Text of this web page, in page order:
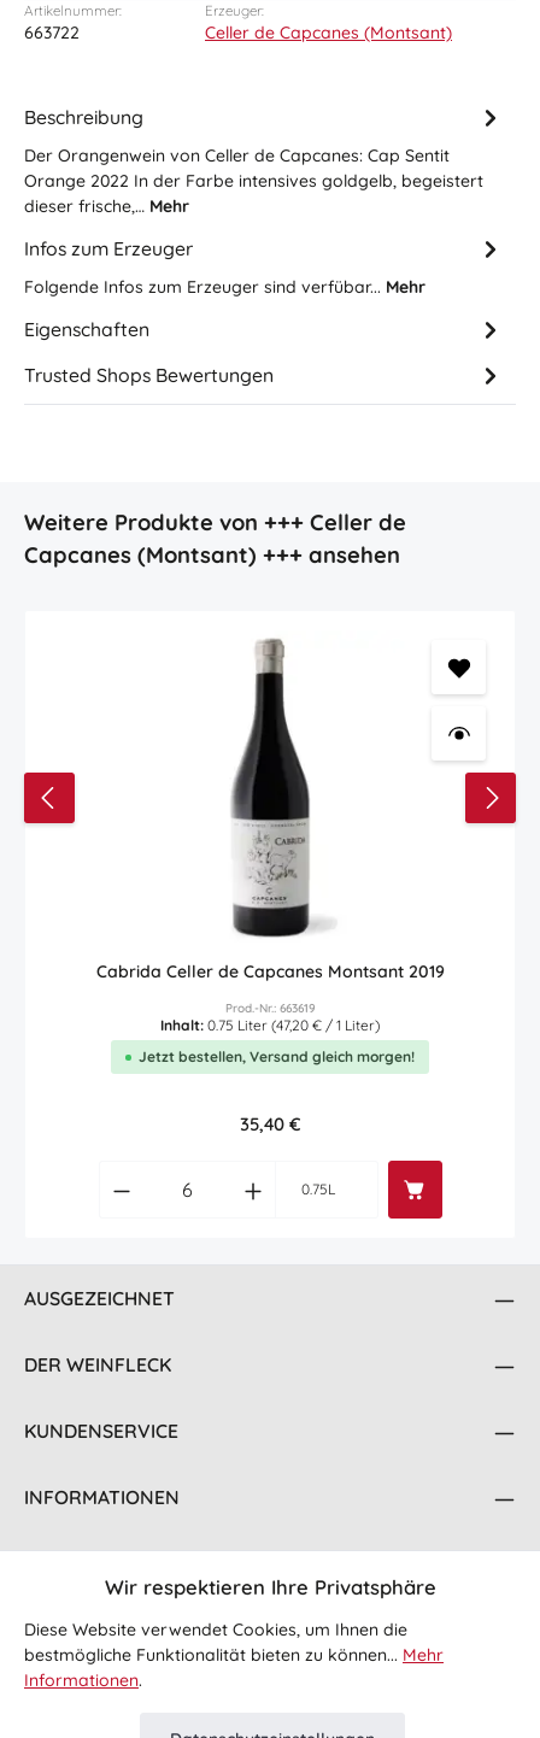
Artikelnummer:
663722
Erzeuger:
Celler de Capcanes (Montsant)
Beschreibung
Der Orangenwein von Celler de Capcanes: Cap Sentit
Orange 2022 In der Farbe intensives goldgelb, begeistert
dieser frische,… Mehr
Infos zum Erzeuger
Folgende Infos zum Erzeuger sind verfübar... Mehr
Eigenschaften
Trusted Shops Bewertungen
Produktgalerie überspringen
Weitere Produkte von +++ Celler de
Capcanes (Montsant) +++ ansehen
Cabrida Celler de Capcanes Montsant 2019
Prod.-Nr.: 663619
Inhalt: 0.75 Liter (47,20 € / 1 Liter)
Jetzt bestellen, Versand gleich morgen!
Regulärer Preis:
35,40 €
Produkt Anzahl: Gib den gewünschten
0.75L
AUSGEZEICHNET
DER WEINFLECK
KUNDENSERVICE
INFORMATIONEN
FOLGE UNS
Wir respektieren Ihre Privatsphäre
Diese Website verwendet Cookies, um Ihnen die
bestmögliche Funktionalität bieten zu können... Mehr
Informationen.